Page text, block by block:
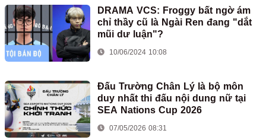
DRAMA VCS: Froggy bất ngờ ám
chỉ thầy cũ là Ngài Ren đang "dắt
mũi dư luận"?
10/06/2024 10:08
Đấu Trường Chân Lý là bộ môn
duy nhất thi đấu nội dung nữ tại
SEA Nations Cup 2026
07/05/2026 08:31